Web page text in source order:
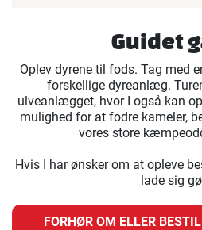
Guidet
Oplev dyrene til fods. Tag med
forskellige dyreanlæg.
ulveanlægget, hvor I også kan
mulighed for at fodre kameler,
vores store
Hvis I har ønsker om at opleve
lade sig
FORHØR OM ELLER